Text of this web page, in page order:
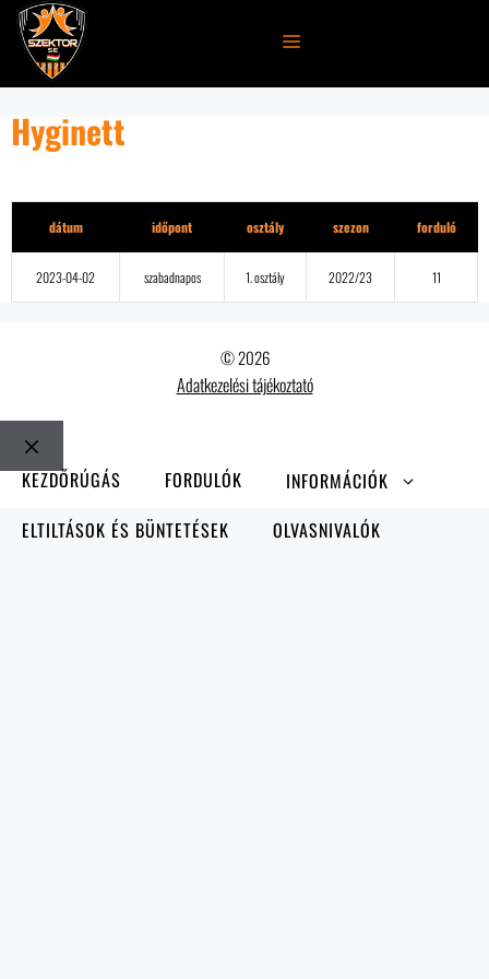
Kilépés
tartalomba
MENÜ
Hyginett
Részletek
dátum időpont osztály szezon forduló
2023-04-02 szabadnapos 1. osztály 2022/23 11
© 2026
Adatkezelési tájékoztató
Bezár
KEZDŐRÚGÁS FORDULÓK
INFORMÁCIÓK
ELTILTÁSOK ÉS BÜNTETÉSEK
OLVASNIVALÓK